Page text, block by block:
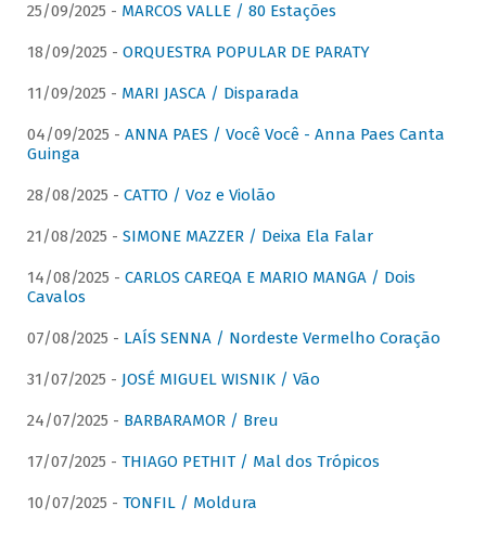
25/09/2025 - MARCOS VALLE / 80 Estações
18/09/2025 - ORQUESTRA POPULAR DE PARATY
11/09/2025 - MARI JASCA / Disparada
04/09/2025 - ANNA PAES / Você Você - Anna Paes Canta
Guinga
28/08/2025 - CATTO / Voz e Violão
21/08/2025 - SIMONE MAZZER / Deixa Ela Falar
14/08/2025 - CARLOS CAREQA E MARIO MANGA / Dois
Cavalos
07/08/2025 - LAÍS SENNA / Nordeste Vermelho Coração
31/07/2025 - JOSÉ MIGUEL WISNIK / Vão
24/07/2025 - BARBARAMOR / Breu
17/07/2025 - THIAGO PETHIT / Mal dos Trópicos
10/07/2025 - TONFIL / Moldura